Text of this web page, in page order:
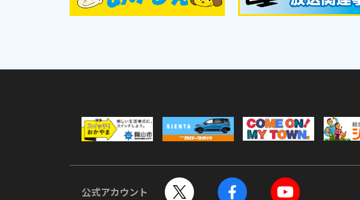
公式アカウント